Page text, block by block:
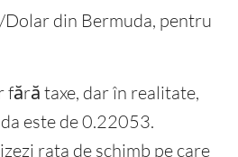
din Bermuda, pentru
taxe, dar în realitate,
este de 0.22053.
rata de schimb pe care